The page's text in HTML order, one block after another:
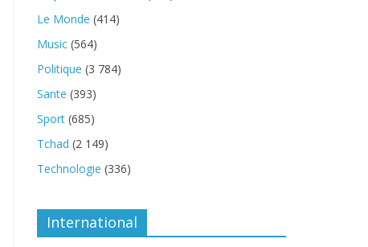
Le Monde (414)
Music (564)
Politique (3 784)
Sante (393)
Sport (685)
Tchad (2 149)
Technologie (336)
International